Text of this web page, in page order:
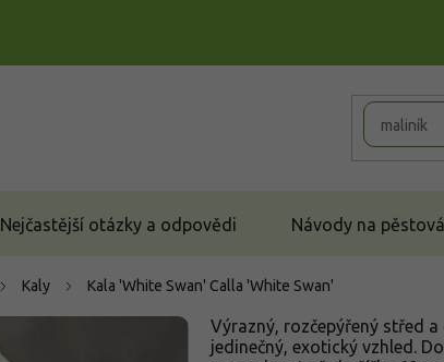
Nejčastější otázky a odpovědi Návody na
Kaly Kala 'White Swan' Calla 'White Swan'
Výrazný, rozčepýřený střed
jedinečný, exotický vzhled.